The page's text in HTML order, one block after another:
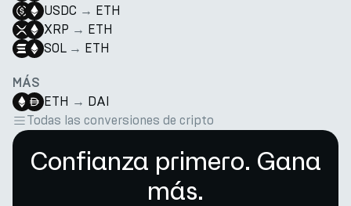
USDC → ETH
XRP → ETH
SOL → ETH
MÁS
ETH → DAI
Todas las conversiones de cripto
Confianza primero. Gana
más.